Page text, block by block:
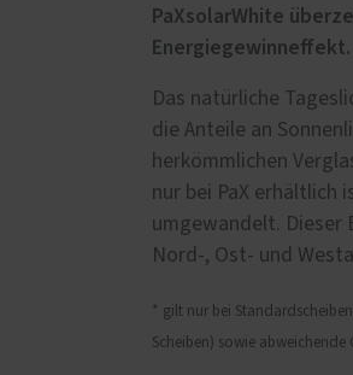
PaXsolarWhite
Energiegewinneffekt.
Das natürliche
die Anteile an
herkömmlichen
nur bei PaX erhältlich
umgewandelt. Dieser
Nord-, Ost- und
* gilt nur bei
Scheiben) sowie abweichende